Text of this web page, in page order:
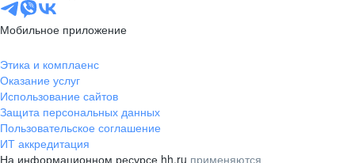
Мобильное приложение
Этика и комплаенс
Оказание услуг
Использование сайтов
Защита персональных данных
Пользовательское соглашение
ИТ аккредитация
На информационном ресурсе hh.ru применяются